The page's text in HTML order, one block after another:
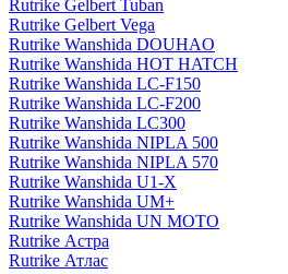
Rutrike Gelbert Tuban
Rutrike Gelbert Vega
Rutrike Wanshida DOUHAO
Rutrike Wanshida HOT HATCH
Rutrike Wanshida LC-F150
Rutrike Wanshida LC-F200
Rutrike Wanshida LC300
Rutrike Wanshida NIPLA 500
Rutrike Wanshida NIPLA 570
Rutrike Wanshida U1-X
Rutrike Wanshida UM+
Rutrike Wanshida UN MOTO
Rutrike Астра
Rutrike Атлас